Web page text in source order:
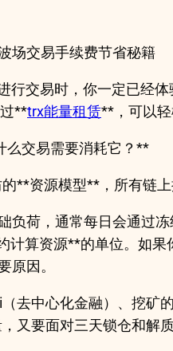
场交易手续费节省秘籍
行交易时，你一定已经
**trx能量租赁**，可以
么交易需要消耗它？**
**资源模型**，所有链
荷，通常每日会通过冻
算资源**的单位。如果
原因。
去中心化金融）、挖矿
又要面对三天锁仓和解